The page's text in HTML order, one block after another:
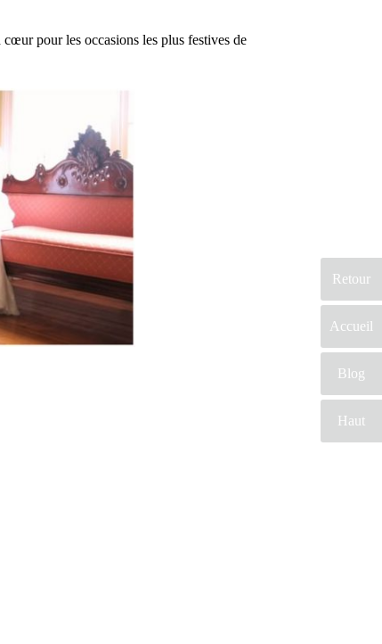
Retour
Accueil
Blog
Haut
pour les occasions les plus festives de